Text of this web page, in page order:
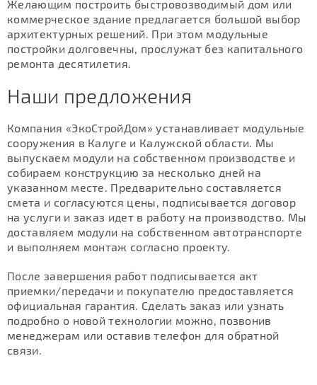
Желающим построить быстровозводимый дом или
коммерческое здание предлагается большой выбор
архитектурных решений. При этом модульные
постройки долговечны, прослужат без капитального
ремонта десятилетия.
Наши предложения
Компания «ЭкоСтройДом» устанавливает модульные
сооружения в Калуге и Калужской области. Мы
выпускаем модули на собственном производстве и
собираем конструкцию за несколько дней на
указанном месте. Предварительно составляется
смета и согласуются цены, подписывается договор
на услуги и заказ идет в работу на производство. Мы
доставляем модули на собственном автотранспорте
и выполняем монтаж согласно проекту.
После завершения работ подписывается акт
приемки/передачи и покупателю предоставляется
официальная гарантия. Сделать заказ или узнать
подробно о новой технологии можно, позвонив
менеджерам или оставив телефон для обратной
связи.